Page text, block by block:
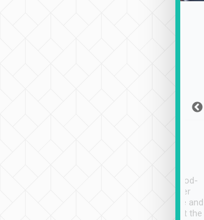
service, vehicles in good-
condition and the driver
service was awesome and
thoughtful. Driver went the